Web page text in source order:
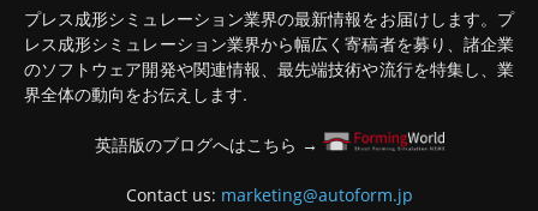
プレス成形シミュレーション業界の最新情報をお届けします。プ
レス成形シミュレーション業界から幅広く寄稿者を募り、諸企業
のソフトウェア開発や関連情報、最先端技術や流行を特集し、業
界全体の動向をお伝えします.
英語版のブログへはこちら →
Contact us: marketing@autoform.jp